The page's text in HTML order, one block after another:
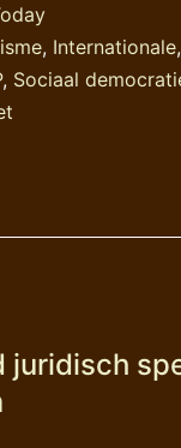
, Internationale,
, Sociaal
juridisch